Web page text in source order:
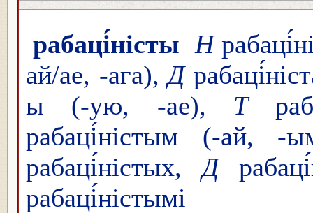
рабаці́ністы Н
ай/ае, -ага),Д
ы (-ую, -ае), Т
рабаці́ністым (-ай,
рабаці́ністых,Д
рабаці́ністымі